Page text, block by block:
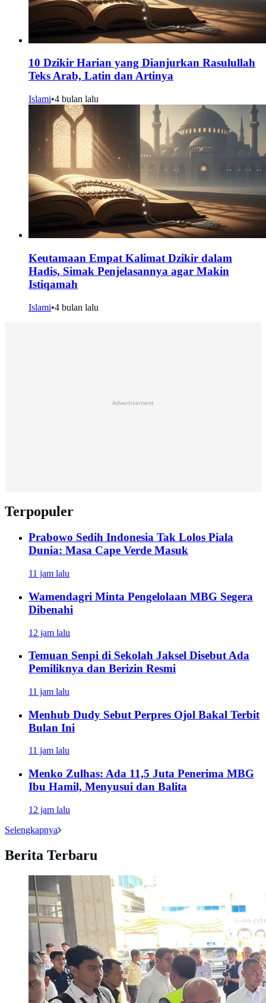
10 Dzikir Harian yang Dianjurkan Rasulullah
Teks Arab, Latin dan Artinya
Islami•4 bulan lalu
Keutamaan Empat Kalimat Dzikir dalam
Hadis, Simak Penjelasannya agar Makin
Istiqamah
Islami•4 bulan lalu
Advertisement
Terpopuler
Prabowo Sedih Indonesia Tak Lolos Piala
Dunia: Masa Cape Verde Masuk
11 jam lalu
Wamendagri Minta Pengelolaan MBG Segera
Dibenahi
12 jam lalu
Temuan Senpi di Sekolah Jaksel Disebut Ada
Pemiliknya dan Berizin Resmi
11 jam lalu
Menhub Dudy Sebut Perpres Ojol Bakal Terbit
Bulan Ini
11 jam lalu
Menko Zulhas: Ada 11,5 Juta Penerima MBG
Ibu Hamil, Menyusui dan Balita
12 jam lalu
Selengkapnya
Berita Terbaru